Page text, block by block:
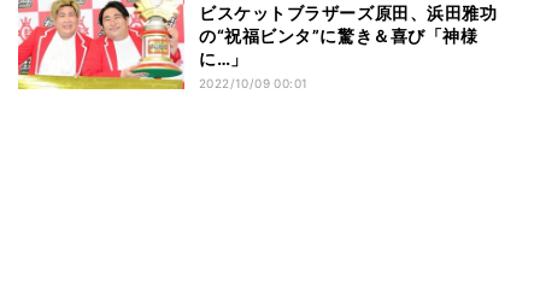
ビスケットブラザーズ原田、浜田雅功
の“祝福ビンタ”に驚き＆喜び「神様
に…」
2022/10/09 00:01